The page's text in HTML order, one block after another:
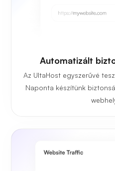
Automatizált
Az UltaHost egyszerűvé
Naponta készítünk